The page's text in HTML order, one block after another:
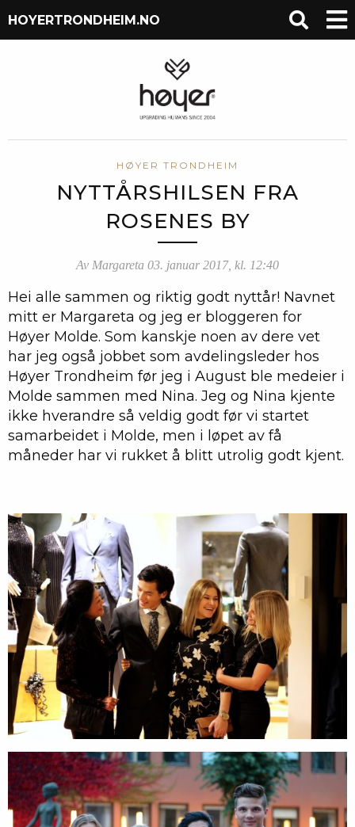
HOYERTRONDHEIM.NO
HØYER TRONDHEIM
NYTTÅRSHILSEN FRA
ROSENES BY
Av Margareta 03. januar 2017, kl. 12:40
Hei alle sammen og riktig godt nyttår! Navnet
mitt er Margareta og jeg er bloggeren for
Høyer Molde. Som kanskje noen av dere vet
har jeg også jobbet som avdelingsleder hos
Høyer Trondheim før jeg i August ble medeier i
Molde sammen med Nina. Jeg og Nina kjente
ikke hverandre så veldig godt før vi startet
samarbeidet i Molde, men i løpet av få
måneder har vi rukket å blitt utrolig godt kjent.